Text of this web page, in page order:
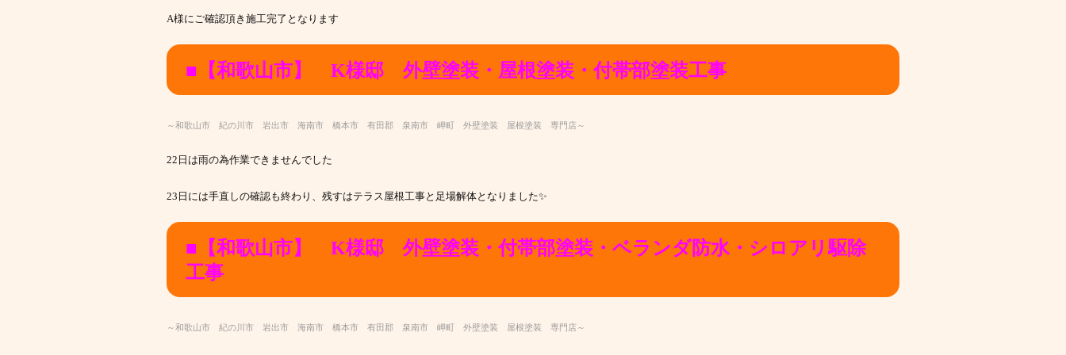
A様にご確認頂き施工完了となります
■【和歌山市】 K様邸 外壁塗装・屋根塗装・付帯部塗装工事
～和歌山市 紀の川市 岩出市 海南市 橋本市 有田郡 泉南市 岬町 外壁塗装 屋根塗装 専門店～
22日は雨の為作業できませんでした
23日には手直しの確認も終わり、残すはテラス屋根工事と足場解体となりました✨
■【和歌山市】 K様邸 外壁塗装・付帯部塗装・ベランダ防水・シロアリ駆除
工事
～和歌山市 紀の川市 岩出市 海南市 橋本市 有田郡 泉南市 岬町 外壁塗装 屋根塗装 専門店～